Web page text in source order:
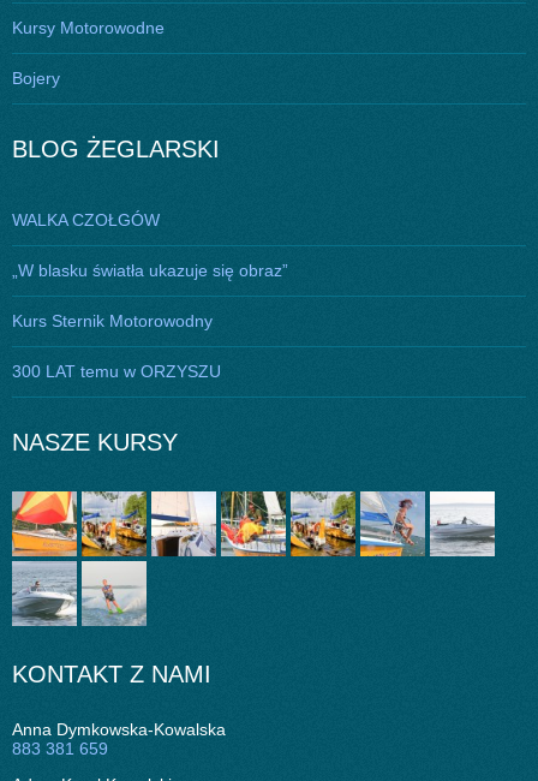
Kursy Motorowodne
Bojery
BLOG ŻEGLARSKI
WALKA CZOŁGÓW
„W blasku światła ukazuje się obraz”
Kurs Sternik Motorowodny
300 LAT temu w ORZYSZU
NASZE KURSY
KONTAKT Z NAMI
Anna Dymkowska-Kowalska
883 381 659